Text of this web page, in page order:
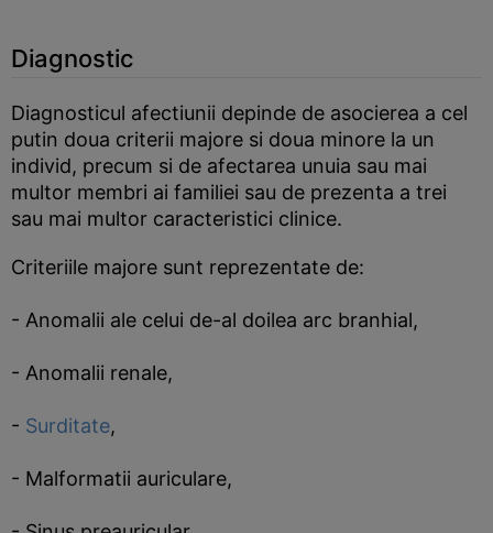
Diagnostic
Diagnosticul afectiunii depinde de asocierea a cel
putin doua criterii majore si doua minore la un
individ, precum si de afectarea unuia sau mai
multor membri ai familiei sau de prezenta a trei
sau mai multor caracteristici clinice.
Criteriile majore sunt reprezentate de:
- Anomalii ale celui de-al doilea arc branhial,
- Anomalii renale,
- Surditate,
- Malformatii auriculare,